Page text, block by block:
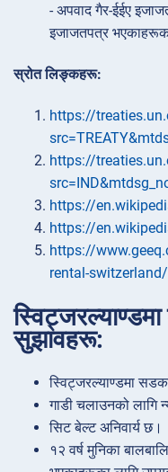
- अपवाद गैर-ईईए
इजाजतपत्र
स्रोत लिङ्कहरू:
https://
https://
https://
https://
https://
rental-
सुझावहरू:
स्विट्जरल्याण्डमा
गाडी चलाउनको लागि
सिट बेल्ट अनिवार्य छ।
१२ वर्ष मुनिका